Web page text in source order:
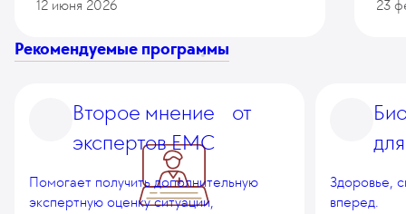
12 июня 2026
23
Рекомендуемые программы
Второе мнение от
экспертов EMC
Помогает получить дополнительную
экспертную оценку ситуации,
Здоровье,
вперед.